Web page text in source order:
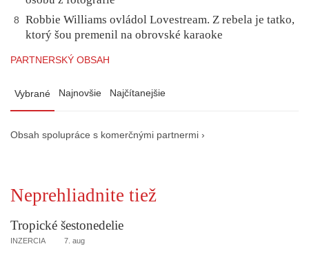
8
Robbie Williams ovládol Lovestream. Z rebela je tatko,
ktorý šou premenil na obrovské karaoke
PARTNERSKÝ OBSAH
Vybrané Najnovšie Najčítanejšie
Obsah spolupráce s komerčnými partnermi ›
Neprehliadnite tiež
Tropické šestonedelie
INZERCIA 7. aug